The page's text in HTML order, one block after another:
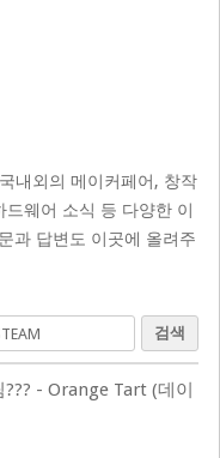
내외의 메이커페어, 창작
웨어 소식 등 다양한 이
과 답변도 이곳에 올려주
검색
- Orange Tart (데이